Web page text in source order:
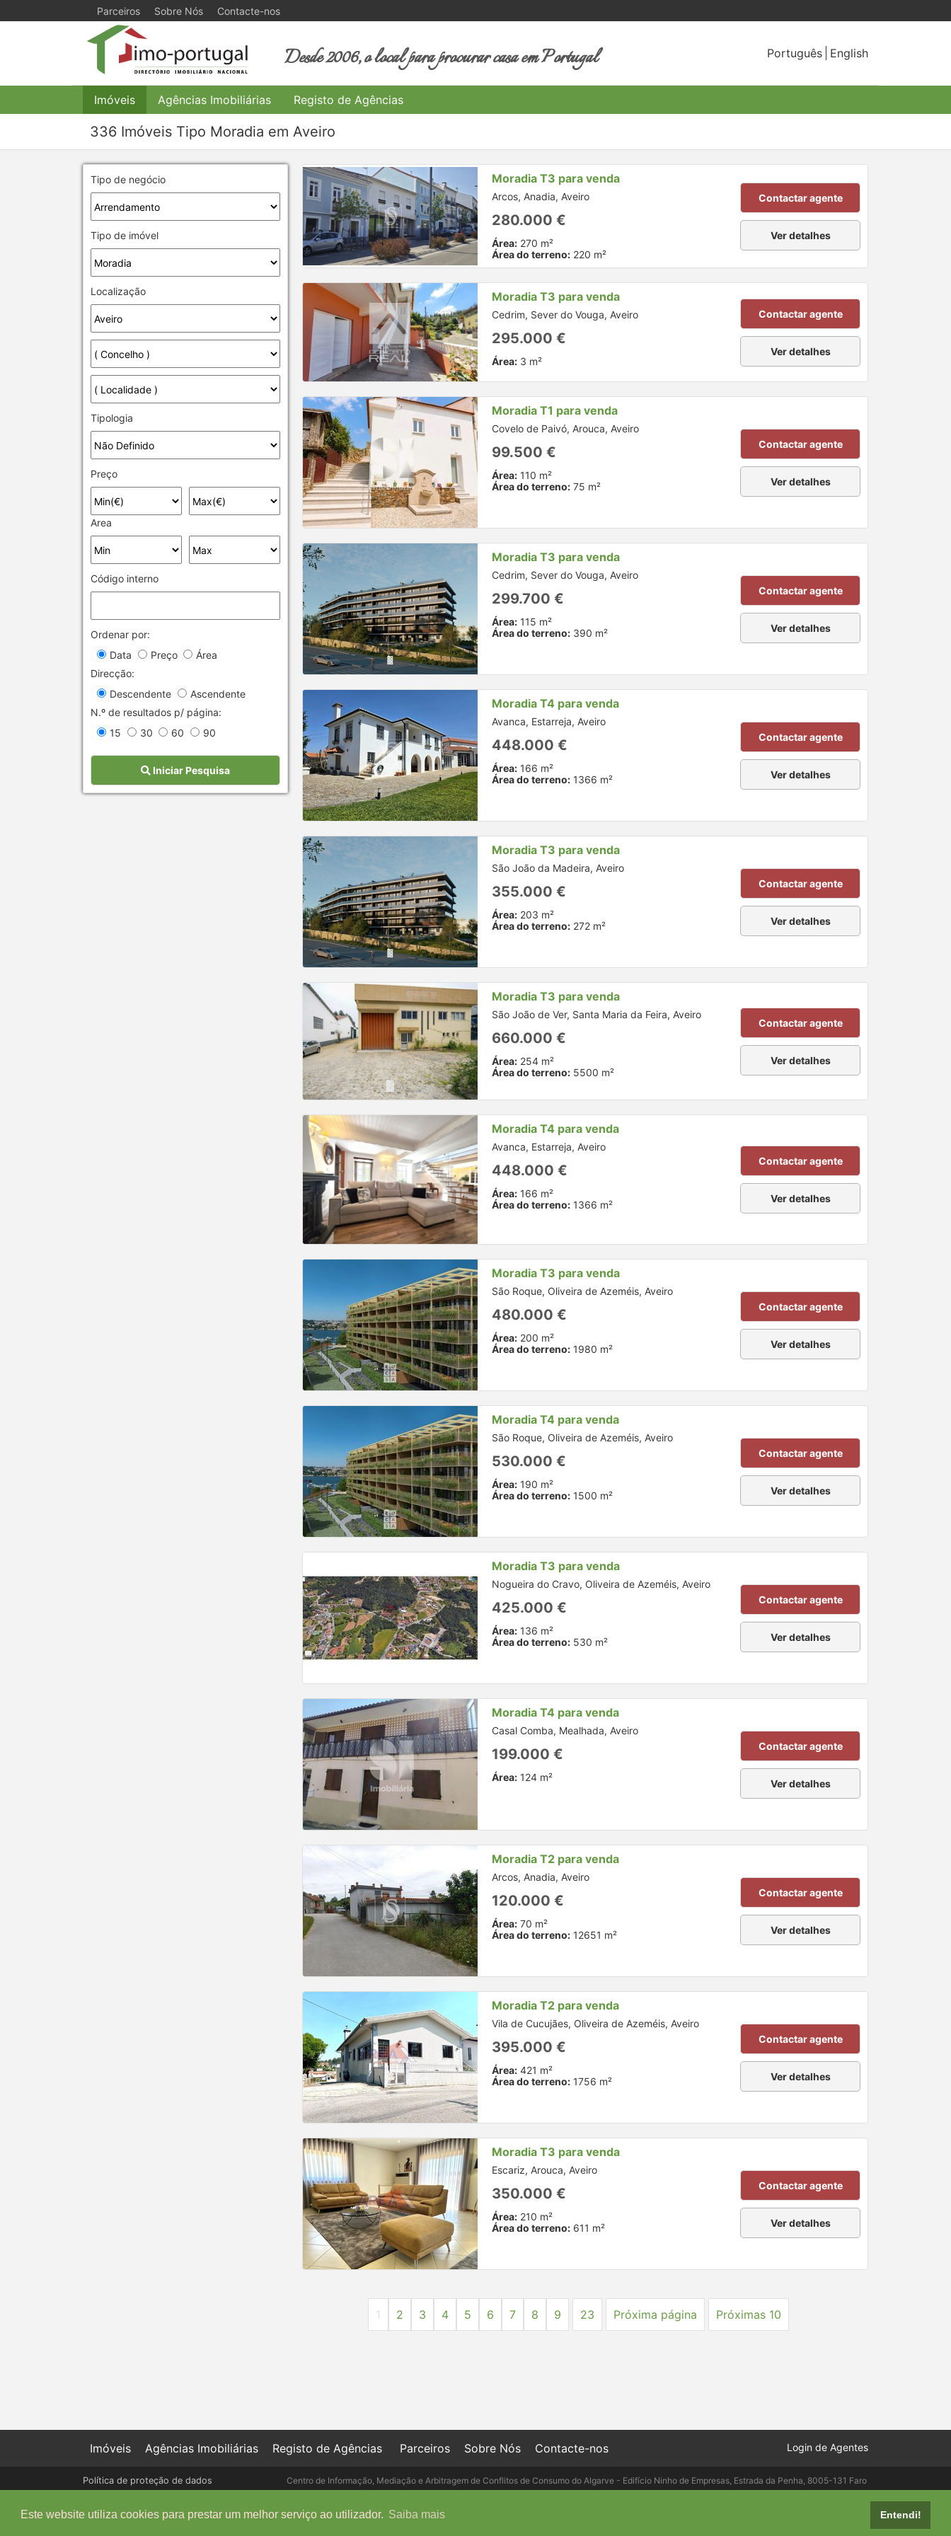
Este website utiliza cookies para prestar um melhor serviço ao utilizador. Saiba mais Entendi!
Parceiros Sobre Nós Contacte-nos
Desde 2006, o local para procurar casa em Portugal Português English
Imóveis Agências Imobiliárias Registo de Agências
336 Imóveis Tipo Moradia em Aveiro
Tipo de negócio
Tipo de imóvel
Localização
Tipologia
Preço
Area
Código interno
Ordenar por:
Data
Preço
Área
Direcção:
Descendente
Ascendente
N.º de resultados p/ página:
15
30 60 90
Iniciar Pesquisa
Moradia T3 para venda
Arcos, Anadia, Aveiro
280.000 €
Área: 270 m²
Área do terreno: 220 m²
Contactar agente
Ver detalhes
Moradia T3 para venda
Cedrim, Sever do Vouga, Aveiro
295.000 €
Área: 3 m²
Contactar agente
Ver detalhes
Moradia T1 para venda
Covelo de Paivó, Arouca, Aveiro
99.500 €
Área: 110 m²
Área do terreno: 75 m²
Contactar agente
Ver detalhes
Moradia T3 para venda
Cedrim, Sever do Vouga, Aveiro
299.700 €
Área: 115 m²
Área do terreno: 390 m²
Contactar agente
Ver detalhes
Moradia T4 para venda
Avanca, Estarreja, Aveiro
448.000 €
Área: 166 m²
Área do terreno: 1366 m²
Contactar agente
Ver detalhes
Moradia T3 para venda
São João da Madeira, Aveiro
355.000 €
Área: 203 m²
Área do terreno: 272 m²
Contactar agente
Ver detalhes
Moradia T3 para venda
São João de Ver, Santa Maria da Feira, Aveiro
660.000 €
Área: 254 m²
Área do terreno: 5500 m²
Contactar agente
Ver detalhes
Moradia T4 para venda
Avanca, Estarreja, Aveiro
448.000 €
Área: 166 m²
Área do terreno: 1366 m²
Contactar agente
Ver detalhes
Moradia T3 para venda
São Roque, Oliveira de Azeméis, Aveiro
480.000 €
Área: 200 m²
Área do terreno: 1980 m²
Contactar agente
Ver detalhes
Moradia T4 para venda
São Roque, Oliveira de Azeméis, Aveiro
530.000 €
Área: 190 m²
Área do terreno: 1500 m²
Contactar agente
Ver detalhes
Moradia T3 para venda
Nogueira do Cravo, Oliveira de Azeméis, Aveiro
425.000 €
Área: 136 m²
Área do terreno: 530 m²
Contactar agente
Ver detalhes
Moradia T4 para venda
Casal Comba, Mealhada, Aveiro
199.000 €
Área: 124 m²
Contactar agente
Ver detalhes
Moradia T2 para venda
Arcos, Anadia, Aveiro
120.000 €
Área: 70 m²
Área do terreno: 12651 m²
Contactar agente
Ver detalhes
Moradia T2 para venda
Vila de Cucujães, Oliveira de Azeméis, Aveiro
395.000 €
Área: 421 m²
Área do terreno: 1756 m²
Contactar agente
Ver detalhes
Moradia T3 para venda
Escariz, Arouca, Aveiro
350.000 €
Área: 210 m²
Área do terreno: 611 m²
Contactar agente
Ver detalhes
1 2 3 4 5 6 7 8 9 23 Próxima página Próximas 10
Imóveis Agências Imobiliárias Registo de Agências Parceiros Sobre Nós Contacte-nos Login de Agentes
Política de proteção de dados
Centro de Informação, Mediação e Arbitragem de Conflitos de Consumo do Algarve - Edifício Ninho de Empresas, Estrada da Penha, 8005-131 Faro
- Telefone: 289 823 135 cimaal@mail.telepac.pt